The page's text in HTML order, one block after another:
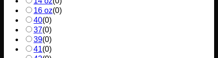
16 oz(0)
40(0)
37(0)
39(0)
41(0)